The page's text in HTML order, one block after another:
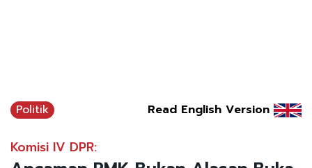
Politik Read English Version
Komisi IV DPR: